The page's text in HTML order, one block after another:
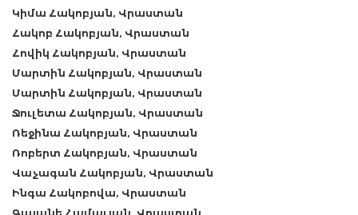
Կիմա Հակոբյան, Վրաստան
Հակոբ Հակոբյան, Վրաստան
Հովիկ Հակոբյան, Վրաստան
Մարտին Հակոբյան, Վրաստան
Մարտին Հակոբյան, Վրաստան
Ջուլետա Հակոբյան, Վրաստան
Ռեջինա Հակոբյան, Վրաստան
Ռոբերտ Հակոբյան, Վրաստան
Վաչագան Հակոբյան, Վրաստան
Ինգա Հակոբովա, Վրաստան